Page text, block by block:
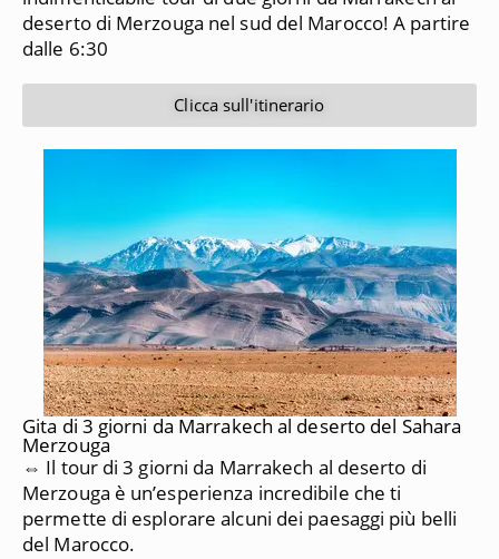
deserto di Merzouga nel sud del Marocco! A partire
dalle 6:30
Clicca sull'itinerario
Gita di 3 giorni da Marrakech al deserto del Sahara
Merzouga
⇔ Il tour di 3 giorni da Marrakech al deserto di
Merzouga è un’esperienza incredibile che ti
permette di esplorare alcuni dei paesaggi più belli
del Marocco.